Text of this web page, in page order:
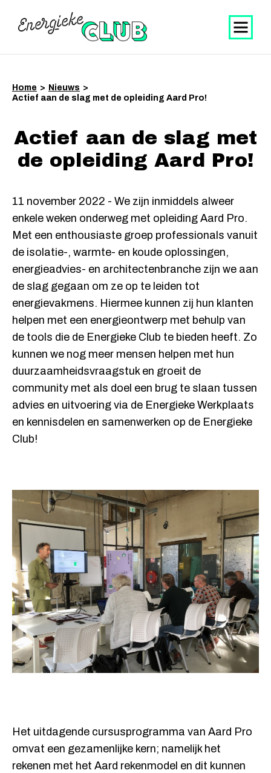
Home > Nieuws >
Actief aan de slag met de opleiding Aard Pro!
Actief aan de slag met
de opleiding Aard Pro!
11 november 2022 - We zijn inmiddels alweer
enkele weken onderweg met opleiding Aard Pro.
Met een enthousiaste groep professionals vanuit
de isolatie-, warmte- en koude oplossingen,
energieadvies- en architectenbranche zijn we aan
de slag gegaan om ze op te leiden tot
energievakmens. Hiermee kunnen zij hun klanten
helpen met een energieontwerp met behulp van
de tools die de Energieke Club te bieden heeft. Zo
kunnen we nog meer mensen helpen met hun
duurzaamheidsvraagstuk en groeit de
community met als doel een brug te slaan tussen
advies en uitvoering via de Energieke Werkplaats
en kennisdelen en samenwerken op de Energieke
Club!
Het uitdagende cursusprogramma van Aard Pro
omvat een gezamenlijke kern; namelijk het
rekenen met het Aard rekenmodel en dit kunnen